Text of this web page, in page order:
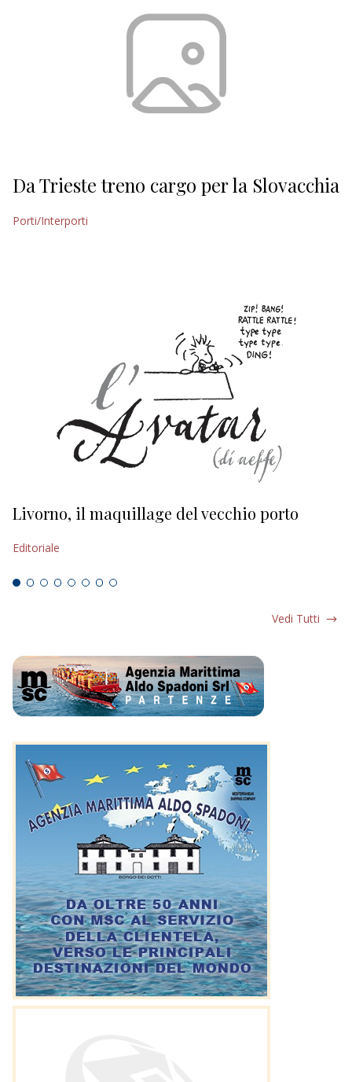
Da Trieste treno cargo per la Slovacchia
Porti/Interporti
Livorno, il maquillage del vecchio porto
Editoriale
Vedi Tutti